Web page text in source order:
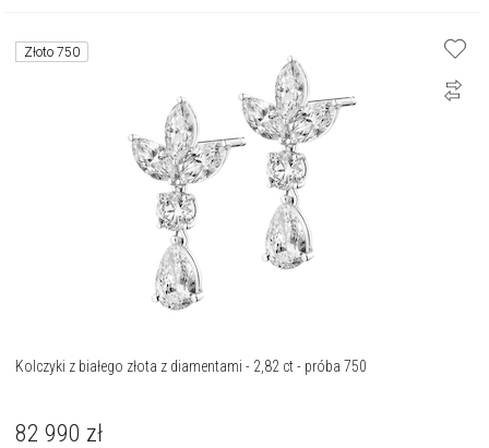
Złoto 750
Kolczyki z białego złota z diamentami - 2,82 ct - próba 750
82 990 zł